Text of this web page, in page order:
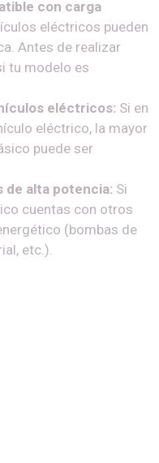
con carga
eléctricos pueden
Antes de realizar
tu modelo es
eléctricos: Si en
eléctrico, la mayor
puede ser
de alta potencia: Si
cuentas con otros
(bombas de
etc.).